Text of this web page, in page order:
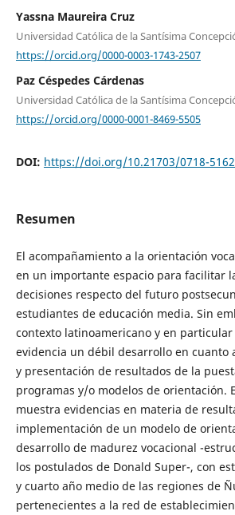
Yassna Maureira Cruz
Universidad Católica de la Santísima
https://orcid.org/0000-0003-1743-2507
Paz Céspedes Cárdenas
Universidad Católica de la Santísima
https://orcid.org/0000-0001-8469-5505
DOI: https://doi.org/10.21703/0718-
Resumen
El acompañamiento a la orientación
en un importante espacio para facilitar
decisiones respecto del futuro
estudiantes de educación media. Sin
contexto latinoamericano y en particular
evidencia un débil desarrollo en cuanto
y presentación de resultados de la
programas y/o modelos de orientación.
muestra evidencias en materia de
implementación de un modelo de
desarrollo de madurez vocacional -
los postulados de Donald Super-, con
y cuarto año medio de las regiones de
pertenecientes a la red de